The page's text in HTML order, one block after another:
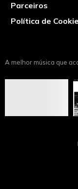
Parceiros
Política de
A melhor música que